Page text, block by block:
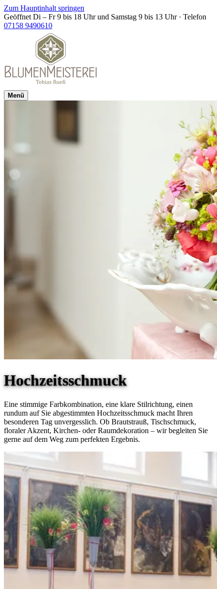
Zum Hauptinhalt springen
Geöffnet Di – Fr 9 bis 18 Uhr und Samstag 9 bis 13 Uhr · Telefon
07158 9490610
Menü
Hochzeitsschmuck
Eine stimmige Farbkombination, eine klare Stilrichtung, einen
rundum auf Sie abgestimmten Hochzeitsschmuck macht Ihren
besonderen Tag unvergesslich. Ob Brautstrauß, Tischschmuck,
floraler Akzent, Kirchen- oder Raumdekoration – wir begleiten Sie
gerne auf dem Weg zum perfekten Ergebnis.